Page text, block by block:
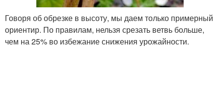
Говоря об обрезке в высоту, мы даем только примерный
ориентир. По правилам, нельзя срезать ветвь больше,
чем на 25% во избежание снижения урожайности.